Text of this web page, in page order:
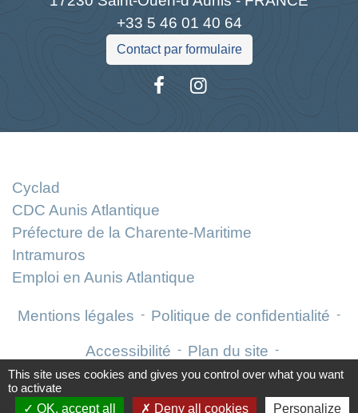
+33 5 46 01 40 64
Contact par formulaire
Cyclad
CDC Aunis Atlantique
Préfecture de la Charente-Maritime
Intramuros
Emploi en Aunis Atlantique
Mentions légales - Politique de confidentialité -
Accessibilité - Plan du site -
Gestion des cookies
This site uses cookies and gives you control over what you want
to activate
OK, accept all
Deny all cookies Personalize